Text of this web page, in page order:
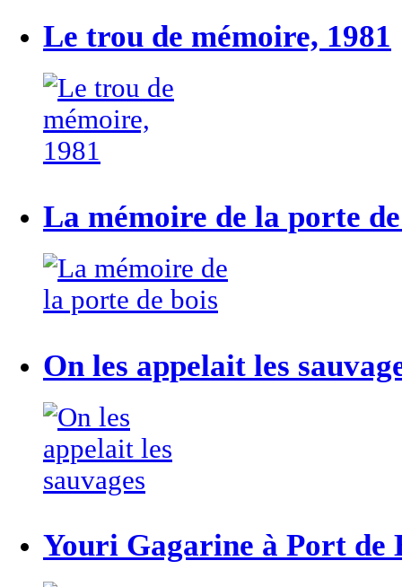
Le trou de mémoire, 1981
La mémoire de la porte
On les appelait les
Youri Gagarine à Port de